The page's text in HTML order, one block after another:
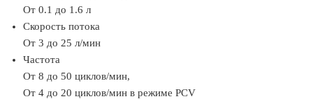
От 0.1 до 1.6 л
Скорость потока
От 3 до 25 л/мин
Частота
От 8 до 50 циклов/мин,
От 4 до 20 циклов/мин в режиме PCV